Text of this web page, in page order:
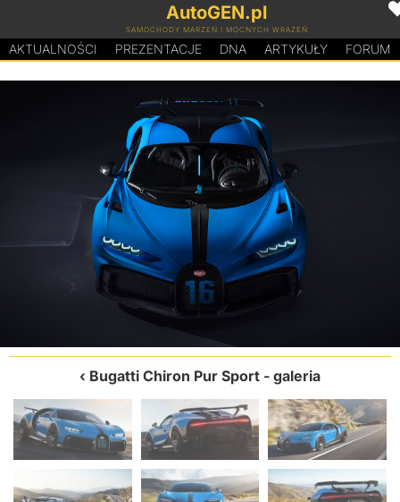
AutoGEN.pl
SAMOCHODY MARZEŃ I MOCNYCH WRAŻEŃ
AKTUALNOŚCI PREZENTACJE DNA ARTYKUŁY FORUM
Bugatti Chiron Pur Sport - galeria